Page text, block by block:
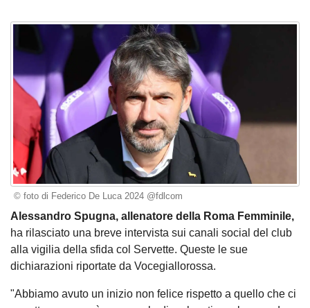
© foto di Federico De Luca 2024 @fdlcom
Alessandro Spugna, allenatore della Roma Femminile,
ha rilasciato una breve intervista sui canali social del club
alla vigilia della sfida col Servette. Queste le sue
dichiarazioni riportate da Vocegiallorossa.
"Abbiamo avuto un inizio non felice rispetto a quello che ci